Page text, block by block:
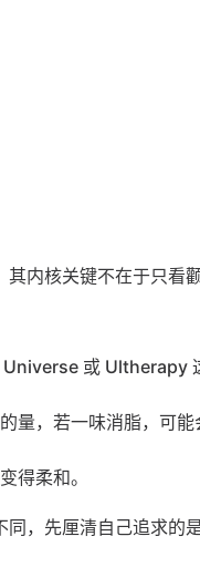
内核关键不在于只看
或 Ultherapy
量，若一味消脂，可
得柔和。
，先厘清自己追求的